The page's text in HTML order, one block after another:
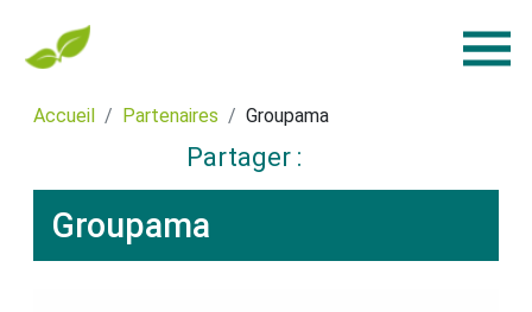
Accueil Partenaires Groupama
Partager :
Groupama